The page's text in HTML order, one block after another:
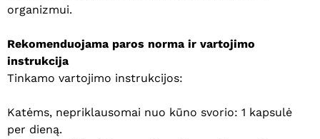
organizmui.
Rekomenduojama paros norma ir vartojimo
instrukcija
Tinkamo vartojimo instrukcijos:
Katėms, nepriklausomai nuo kūno svorio: 1 kapsulė
per dieną.